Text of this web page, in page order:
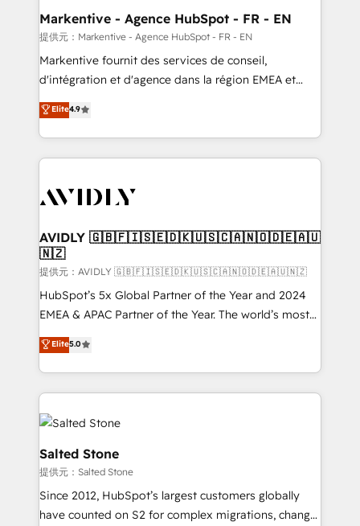
せください。
🎯Demand Gen & ABM: Drive pipeline with inbound,
ABM, AEO, SEO, & paid media. 👩‍💻Web Design:
Build high-performing websites with UX, messaging,
& conversion strategy that drive results. 🤖AI
AI, & maximize AEO with tailored AI services. 🧩
Integrations: Extend HubSpot with custom
Markentive - Agence HubSpot - FR - EN
提供元：Markentive - Agence HubSpot - FR - EN
Markentive fournit des services de conseil,
d'intégration et d'agence dans la région EMEA et
North America. Avec plus de 115 experts en
marketing automation, Growth, Revops, CRM et
webdesign. Markentive is both a consulting firm, a
digital agency and an integrator. With over 115
CRM and webdesign (We focus on EMEA - USA
Elite4.9
AVIDLY 🇬🇧🇫🇮🇸🇪🇩🇰🇺🇸🇨🇦🇳🇴🇩🇪🇦🇺
🇳🇿
提供元：AVIDLY 🇬🇧🇫🇮🇸🇪🇩🇰🇺🇸🇨🇦🇳🇴🇩🇪🇦🇺🇳🇿
HubSpot’s 5x Global Partner of the Year and 2024
EMEA & APAC Partner of the Year. The world’s most
experienced and fully accredited HubSpot Solutions
Partner. 🚀 With 2,750+ HubSpot projects delivered
and 370+ specialists across EMEA, APAC and NAM,
we de-risk complex CRM programmes and
accelerate ROI across every HubSpot Hub. 🧭 From
multi-region migrations to AI-powered automation,
we turn complexity into clarity, human at global
scale. 🏆 HubSpot’s CEO called us “the partner of the
future.” Others agree it is proof of trust built through
measurable impact.
Elite5.0
Salted Stone
提供元：Salted Stone
Since 2012, HubSpot’s largest customers globally
have counted on S2 for complex migrations, change